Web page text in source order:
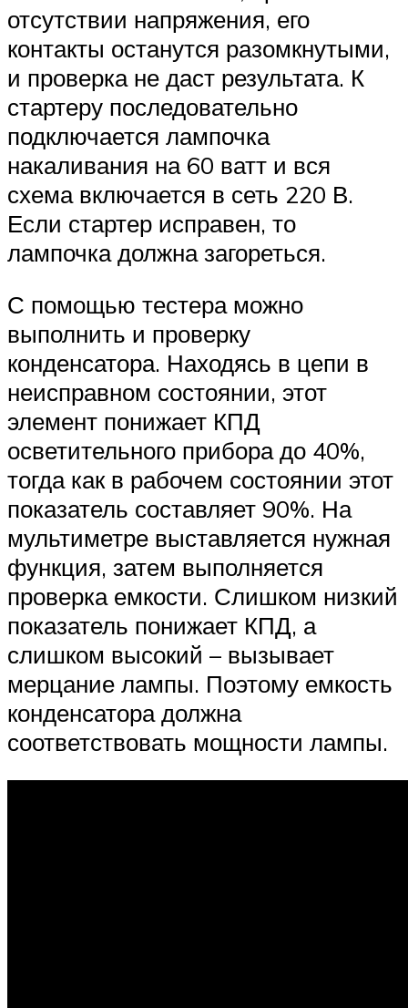
отсутствии напряжения, его
контакты останутся разомкнутыми,
и проверка не даст результата. К
стартеру последовательно
подключается лампочка
накаливания на 60 ватт и вся
схема включается в сеть 220 В.
Если стартер исправен, то
лампочка должна загореться.
С помощью тестера можно
выполнить и проверку
конденсатора. Находясь в цепи в
неисправном состоянии, этот
элемент понижает КПД
осветительного прибора до 40%,
тогда как в рабочем состоянии этот
показатель составляет 90%. На
мультиметре выставляется нужная
функция, затем выполняется
проверка емкости. Слишком низкий
показатель понижает КПД, а
слишком высокий – вызывает
мерцание лампы. Поэтому емкость
конденсатора должна
соответствовать мощности лампы.